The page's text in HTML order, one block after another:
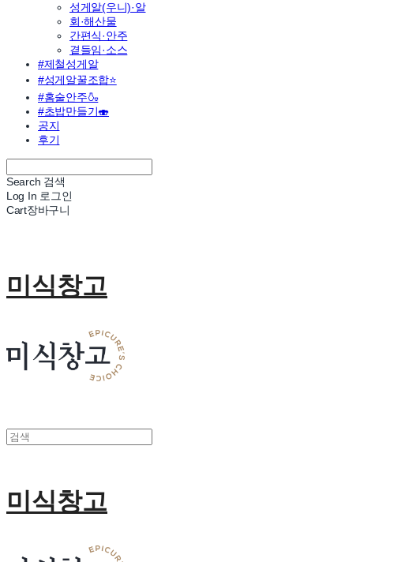
성게알(우니)·알
회·해산물
간편식·안주
곁들임·소스
#제철성게알
#성게알꿀조합⭐
#홈술안주🍶
#초밥만들기🍣
공지
후기
Search 검색
Log In 로그인
Cart장바구니
미식창고
미식창고